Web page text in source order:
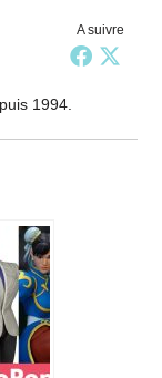
A suivre
1994.